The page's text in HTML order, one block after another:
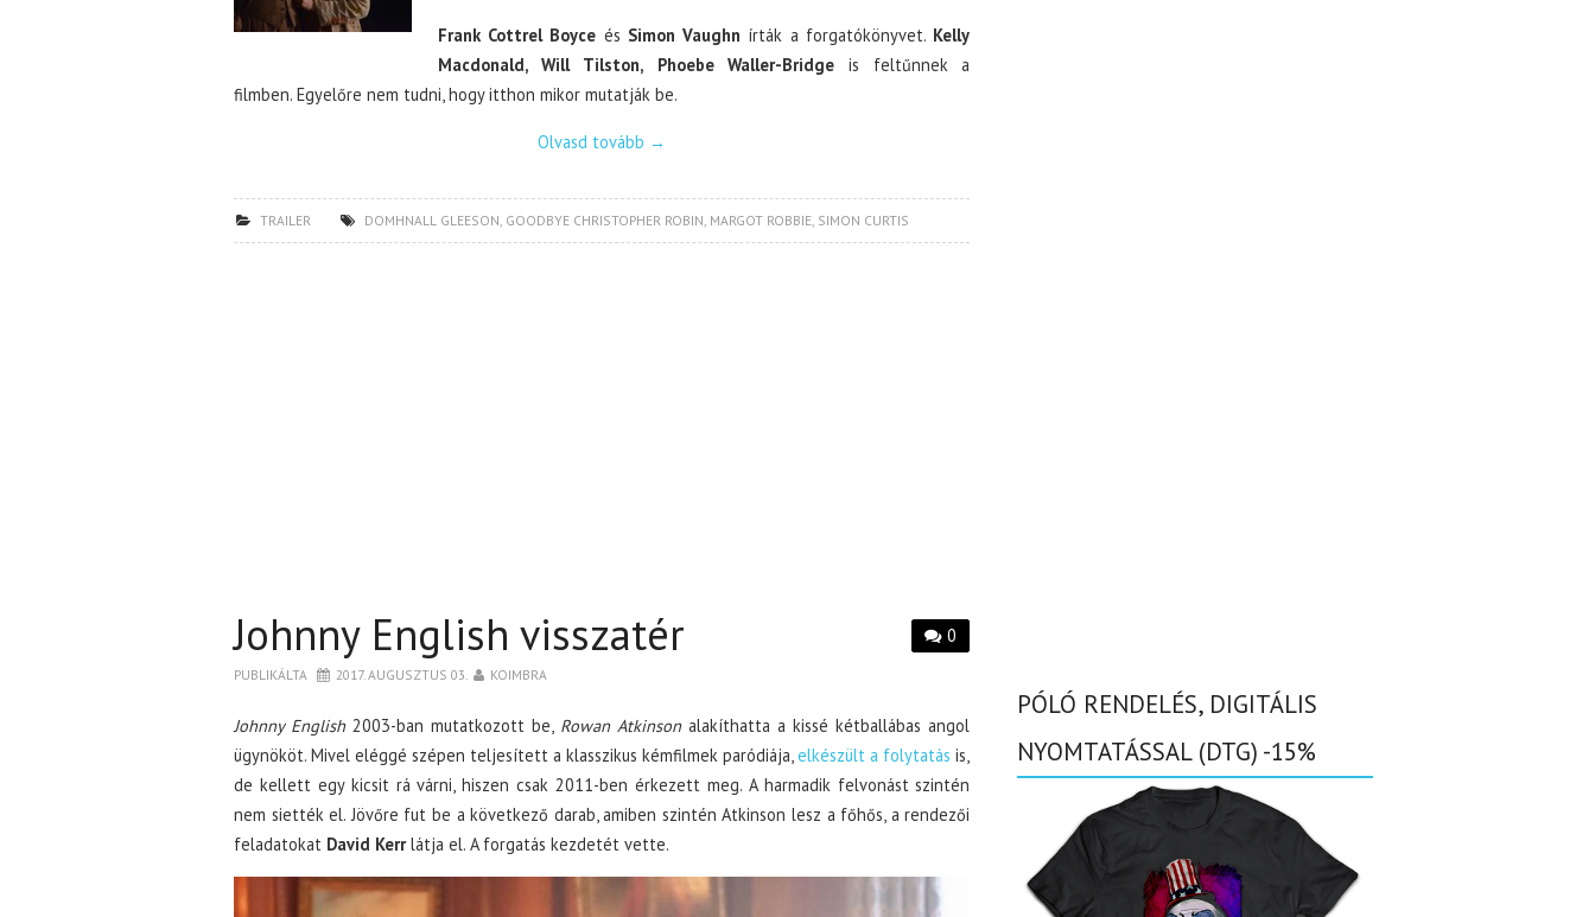
Frank Cottrel Boyce és Simon Vaughn írták a forgatókönyvet. Kelly
Macdonald, Will Tilston, Phoebe Waller-Bridge is feltűnnek a
filmben. Egyelőre nem tudni, hogy itthon mikor mutatják be.
Olvasd tovább →
TRAILER DOMHNALL GLEESON, GOODBYE CHRISTOPHER ROBIN, MARGOT ROBBIE, SIMON CURTIS
0
Johnny English visszatér
PUBLIKÁLTA 2017. AUGUSZTUS 03. KOIMBRA
Johnny English2003-ban mutatkozott be, Rowan Atkinsonalakíthatta a kissé kétballábas angol
ügynököt. Mivel eléggé szépen teljesített a klasszikus kémfilmek paródiája,elkészült a folytatás is,
de kellett egy kicsit rá várni, hiszen csak 2011-ben érkezett meg. A harmadik felvonást szintén
nem siették el. Jövőre fut be a következő darab, amiben szintén Atkinson lesz a főhős, a rendezői
feladatokat David Kerrlátja el. A forgatás kezdetét vette.
PÓLÓ RENDELÉS, DIGITÁLIS
NYOMTATÁSSAL (DTG) -15%